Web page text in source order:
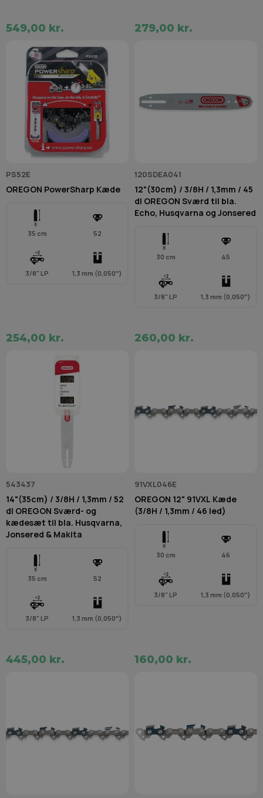
549,00 kr. 279,00 kr.
PS52E
OREGON PowerSharp Kæde
35 cm 52
3/8" LP 1,3 mm (0,050″)
254,00 kr.
120SDEA041
12"(30cm) / 3/8H / 1,3mm / 45
dl OREGON Sværd til bla.
Echo, Husqvarna og Jonsered
30 cm 45
3/8" LP 1,3 mm (0,050″)
260,00 kr.
543437
14"(35cm) / 3/8H / 1,3mm / 52
dl OREGON Sværd- og
kædesæt til bla. Husqvarna,
Jonsered & Makita
35 cm 52
3/8" LP 1,3 mm (0,050″)
445,00 kr.
91VXL046E
OREGON 12" 91VXL Kæde
(3/8H / 1,3mm / 46 led)
30 cm 46
3/8" LP 1,3 mm (0,050″)
160,00 kr.